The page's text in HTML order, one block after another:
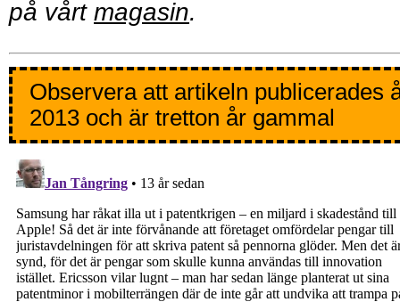
på vårt magasin.
Observera att artikeln publicerades
2013 och är tretton år gammal